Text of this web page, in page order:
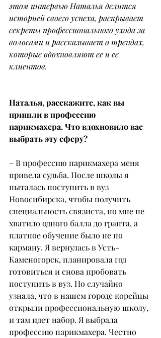
этом интервью Наталья делится
историей своего успеха, раскрывает
секреты профессионального ухода за
волосами и рассказывает о трендах,
которые вдохновляют ее и ее
клиентов.
Наталья, расскажите, как вы
пришли в профессию
парикмахера. Что вдохновило вас
выбрать эту сферу?
– В профессию парикмахера меня
привела судьба. После школы я
пыталась поступить в вуз
Новосибирска, чтобы получить
специальность связиста, но мне не
хватило одного балла до гранта, а
платное обучение было не по
карману. Я вернулась в Усть-
Каменогорск, планировала год
готовиться и снова пробовать
поступить в вуз. Но случайно
узнала, что в нашем городе корейцы
открыли профессиональную школу,
и там идет набор. Я выбрала
профессию парикмахера. Честно